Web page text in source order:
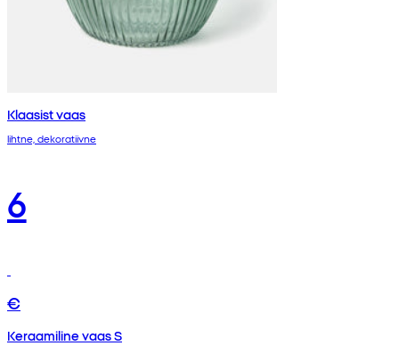
Klaasist vaas
lihtne, dekoratiivne
6
€
Keraamiline vaas S